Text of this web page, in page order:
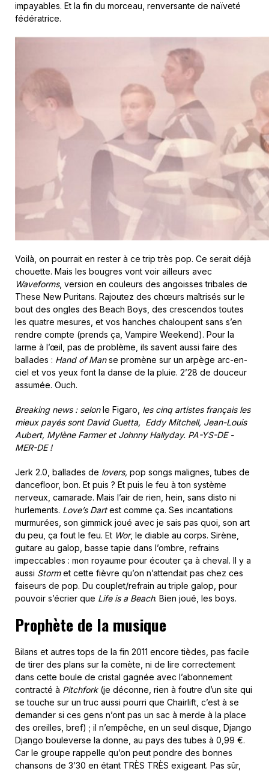
impayables. Et la fin du morceau, renversante de naïveté
fédératrice.
Voilà, on pourrait en rester à ce trip très pop. Ce serait déjà
chouette. Mais les bougres vont voir ailleurs avec
Waveforms, version en couleurs des angoisses tribales de
These New Puritans. Rajoutez des chœurs maîtrisés sur le
bout des ongles des Beach Boys, des crescendos toutes
les quatre mesures, et vos hanches chaloupent sans s’en
rendre compte (prends ça, Vampire Weekend). Pour la
larme à l’œil, pas de problème, ils savent aussi faire des
ballades : Hand of Manse promène sur un arpège arc-en-
ciel et vos yeux font la danse de la pluie. 2’28 de douceur
assumée. Ouch.
Breaking news : selon le Figaro, les cinq artistes français les
mieux payés sont David Guetta, Eddy Mitchell, Jean-Louis
Aubert, Mylène Farmer et Johnny Hallyday. PA-YS-DE -
MER-DE !
Jerk 2.0, ballades de lovers, pop songs malignes, tubes de
dancefloor, bon. Et puis ? Et puis le feu à ton système
nerveux, camarade. Mais l’air de rien, hein, sans disto ni
hurlements. Love’s Dartest comme ça. Ses incantations
murmurées, son gimmick joué avec je sais pas quoi, son art
du peu, ça fout le feu. Et Wor, le diable au corps. Sirène,
guitare au galop, basse tapie dans l’ombre, refrains
impeccables : mon royaume pour écouter ça à cheval. Il y a
aussi Stormet cette fièvre qu’on n’attendait pas chez ces
faiseurs de pop. Du couplet/refrain au triple galop, pour
pouvoir s’écrier que Life is a Beach. Bien joué, les boys.
Prophète de la musique
Bilans et autres tops de la fin 2011 encore tièdes, pas facile
de tirer des plans sur la comète, ni de lire correctement
dans cette boule de cristal gagnée avec l’abonnement
contracté à Pitchfork(je déconne, rien à foutre d’un site qui
se touche sur un truc aussi pourri que Chairlift, c’est à se
demander si ces gens n’ont pas un sac à merde à la place
des oreilles, bref) ; il n’empêche, en un seul disque, Django
Django bouleverse la donne, au pays des tubes à 0,99 €.
Car le groupe rappelle qu’on peut pondre des bonnes
chansons de 3’30 en étant TRÈS TRÈS exigeant. Pas sûr,